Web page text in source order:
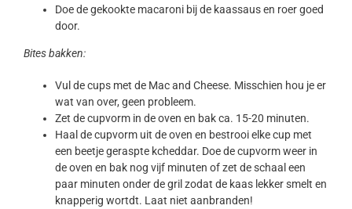
Doe de gekookte macaroni bij de kaassaus en roer goed
door.
Bites bakken:
Vul de cups met de Mac and Cheese. Misschien hou je er
wat van over, geen probleem.
Zet de cupvorm in de oven en bak ca. 15-20 minuten.
Haal de cupvorm uit de oven en bestrooi elke cup met
een beetje geraspte kcheddar. Doe de cupvorm weer in
de oven en bak nog vijf minuten of zet de schaal een
paar minuten onder de gril zodat de kaas lekker smelt en
knapperig wortdt. Laat niet aanbranden!